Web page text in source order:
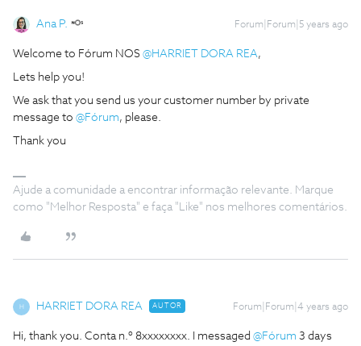
Ana P. Forum|Forum|5 years ago
Welcome to Fórum NOS @HARRIET DORA REA,
Lets help you!
We ask that you send us your customer number by private
message to @Fórum, please.
Thank you
Ajude a comunidade a encontrar informação relevante. Marque
como "Melhor Resposta" e faça "Like" nos melhores comentários.
H HARRIET DORA REA AUTOR Forum|Forum|4 years ago
Hi, thank you. Conta n.º 8xxxxxxxx. I messaged @Fórum 3 days